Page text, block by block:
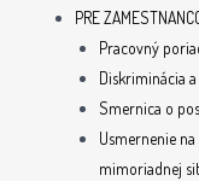
PRE
Pracovný
Diskriminácia a
Smernica o
Usmernenie
mimoriadnej